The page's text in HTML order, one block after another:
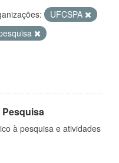
UFCSPA
à pesquisa e atividades